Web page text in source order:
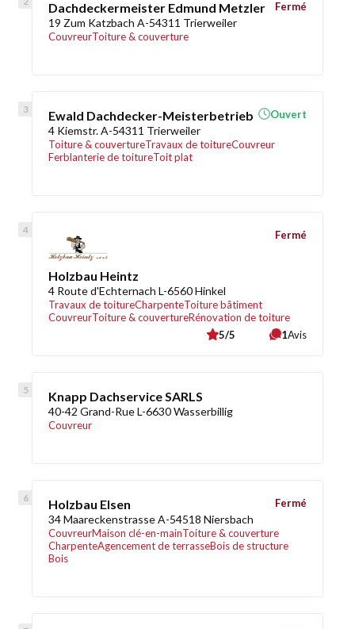
Dachdeckermeister Edmund Metzler
19 Zum Katzbach A-54311 Trierweiler
CouvreurToiture & couverture
Fermé
Ewald Dachdecker-Meisterbetrieb
4 Kiemstr. A-54311 Trierweiler
Toiture & couvertureTravaux de toitureCouvreur
Ferblanterie de toitureToit plat
Ouvert
Holzbau Heintz
4 Route d'Echternach L-6560 Hinkel
Travaux de toitureCharpenteToiture bâtiment
CouvreurToiture & couvertureRénovation de toiture
Fermé
5/5 1Avis
Knapp Dachservice SARLS
40-42 Grand-Rue L-6630 Wasserbillig
Couvreur
Holzbau Elsen
34 Maareckenstrasse A-54518 Niersbach
CouvreurMaison clé-en-mainToiture & couverture
CharpenteAgencement de terrasseBois de structure
Bois
Fermé